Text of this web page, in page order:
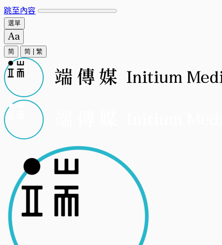
跳至內容
選單
简 简 繁